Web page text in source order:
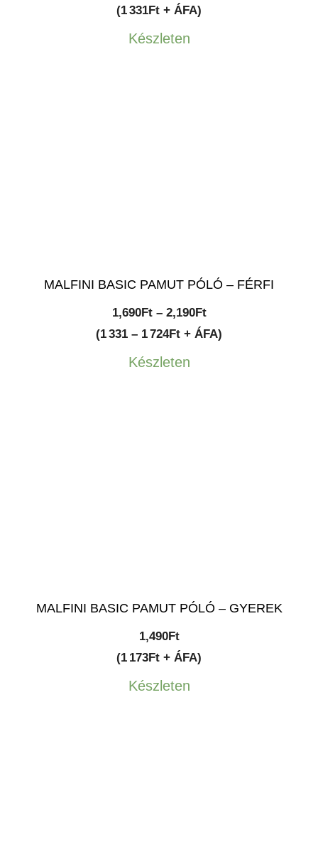
(1 331Ft + ÁFA)
Készleten
MALFINI BASIC PAMUT PÓLÓ – FÉRFI
1,690Ft – 2,190FtÁrtartomány:
1,690Ft
(1 331 – 1 724Ft + ÁFA)
Készleten
MALFINI BASIC PAMUT PÓLÓ – GYEREK
1,490Ft
(1 173Ft + ÁFA)
Készleten